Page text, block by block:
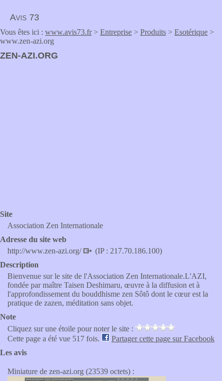
Avis 73
Vous êtes ici : www.avis73.fr> Entreprise > Produits > Esotérique >
www.zen-azi.org
ZEN-AZI.ORG
Site
Association Zen Internationale
Adresse du site web
http://www.zen-azi.org/
(IP : 217.70.186.100)
Description
Bienvenue sur le site de l'Association Zen Internationale.L'AZI,
fondée par maître Taisen Deshimaru, œuvre à la diffusion et à
l'approfondissement du bouddhisme zen Sôtô dont le cœur est la
pratique de zazen, méditation sans objet.
Note
Cliquez sur une étoile pour noter le site :
Cette page a été vue 517 fois.
Partager cette page sur Facebook
Les avis
Miniature de zen-azi.org (23539 octets) :